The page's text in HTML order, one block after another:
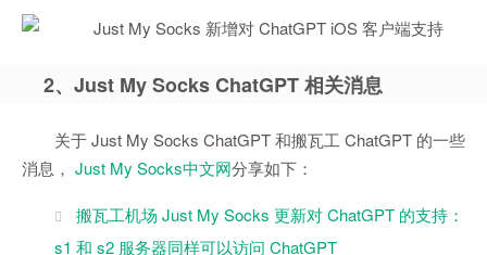
2、Just My Socks ChatGPT 相关消息
关于 Just My Socks ChatGPT 和搬瓦工 ChatGPT 的一些
消息， Just My Socks中文网分享如下：
搬瓦工机场 Just My Socks 更新对 ChatGPT 的支持：
s1 和 s2 服务器同样可以访问 ChatGPT